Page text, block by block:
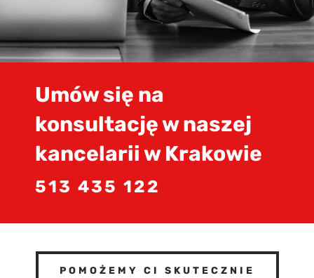
Umów się na
konsultację w naszej
kancelarii w Krakowie
513 435 122
POMOŻEMY CI SKUTECZNIE